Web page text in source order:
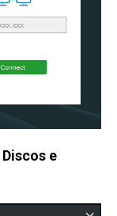
Discos e